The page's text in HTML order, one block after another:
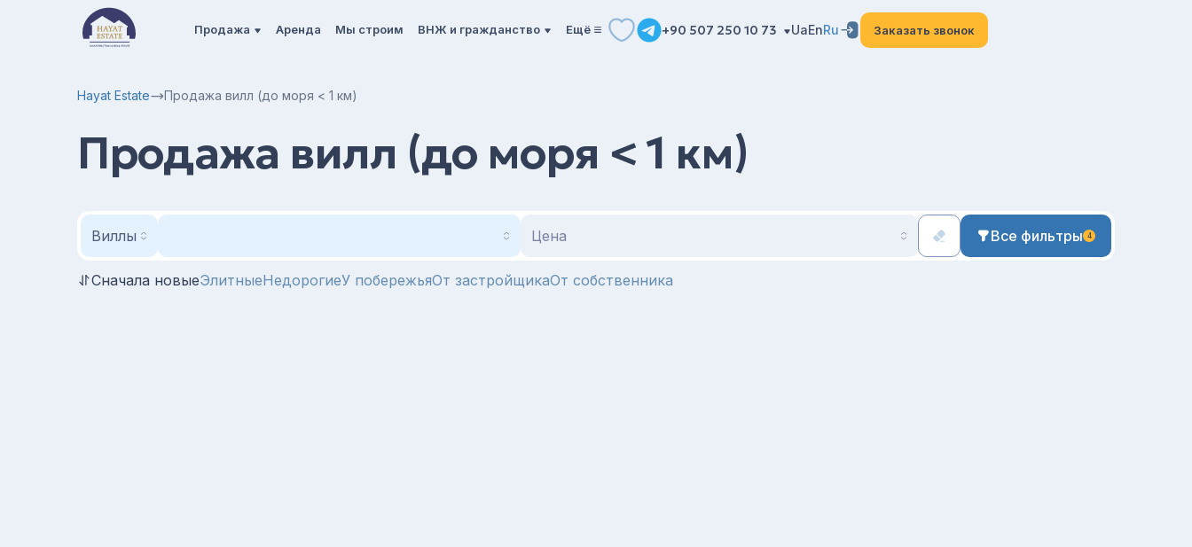
Продажа Аренда Мы строим ВНЖ и гражданство Ещё +90 507 250 10 73 UaEnRu Заказать звонок
Hayat Estate Продажа вилл (до моря < 1 км)
Продажа вилл (до моря < 1 км)
Виллы Цена Все фильтры 4
Сначала новыеЭлитныеНедорогиеУ побережьяОт застройщикаОт собственника